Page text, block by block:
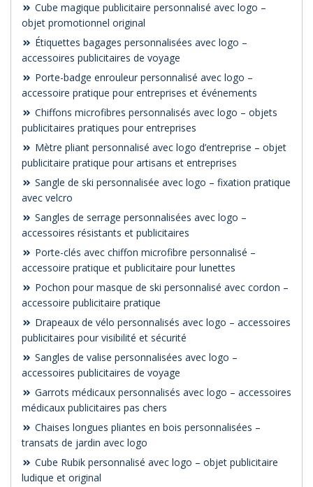
Cube magique publicitaire personnalisé avec logo –
objet promotionnel original
Étiquettes bagages personnalisées avec logo –
accessoires publicitaires de voyage
Porte-badge enrouleur personnalisé avec logo –
accessoire pratique pour entreprises et événements
Chiffons microfibres personnalisés avec logo – objets
publicitaires pratiques pour entreprises
Mètre pliant personnalisé avec logo d’entreprise – objet
publicitaire pratique pour artisans et entreprises
Sangle de ski personnalisée avec logo – fixation pratique
avec velcro
Sangles de serrage personnalisées avec logo –
accessoires résistants et publicitaires
Porte-clés avec chiffon microfibre personnalisé –
accessoire pratique et publicitaire pour lunettes
Pochon pour masque de ski personnalisé avec cordon –
accessoire publicitaire pratique
Drapeaux de vélo personnalisés avec logo – accessoires
publicitaires pour visibilité et sécurité
Sangles de valise personnalisées avec logo –
accessoires publicitaires de voyage
Garrots médicaux personnalisés avec logo – accessoires
médicaux publicitaires pas chers
Chaises longues pliantes en bois personnalisées –
transats de jardin avec logo
Cube Rubik personnalisé avec logo – objet publicitaire
ludique et original